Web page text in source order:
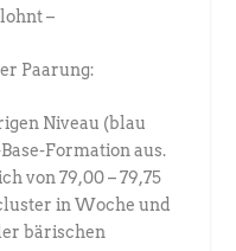
–
Paarung:
Niveau (blau
Formation aus.
von 79,00 – 79,75
in Woche und
bärischen